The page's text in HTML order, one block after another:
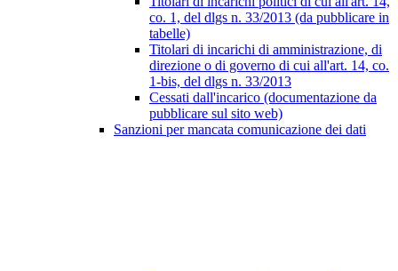
co. 1, del dlgs n. 33/2013 (da pubblicare in
tabelle)
Titolari di incarichi di amministrazione, di
direzione o di governo di cui all'art. 14, co.
1-bis, del dlgs n. 33/2013
Cessati dall'incarico (documentazione da
pubblicare sul sito web)
Sanzioni per mancata comunicazione dei dati